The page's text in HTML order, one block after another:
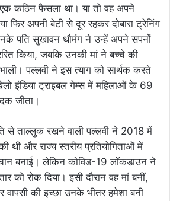
कठिन फैसला था। या तो वह अपने
फिर अपनी बेटी से दूर रहकर दोबारा ट्रेनिंग
पति सुखावन थौमंग ने उन्हें अपने सपनों
किया, जबकि उनकी मां ने बच्चे की
पल्लवी ने इस त्याग को सार्थक करते
इंडिया ट्राइबल गेम्स में महिलाओं के 69
जीता।
से ताल्लुक रखने वाली पल्लवी ने 2018 में
थी और राज्य स्तरीय प्रतियोगिताओं में
बनाई। लेकिन कोविड-19 लॉकडाउन ने
को रोक दिया। इसी दौरान वह मां बनीं,
की इच्छा उनके भीतर हमेशा बनी